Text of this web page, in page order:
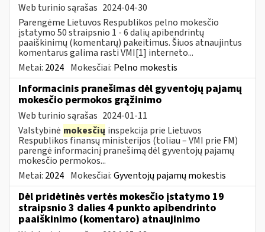
Web turinio sąrašas 2024-04-30
Parengėme Lietuvos Respublikos pelno mokesčio
įstatymo 50 straipsnio 1 - 6 dalių apibendrintų
paaiškinimų (komentarų) pakeitimus. Šiuos atnaujintus
komentarus galima rasti VMI[1] interneto...
Metai: 2024 Mokesčiai: Pelno mokestis
Informacinis pranešimas dėl gyventojų pajamų
mokesčio permokos grąžinimo
Web turinio sąrašas 2024-01-11
Valstybinė mokesčių inspekcija prie Lietuvos
Respublikos finansų ministerijos (toliau – VMI prie FM)
parengė informacinį pranešimą dėl gyventojų pajamų
mokesčio permokos...
Metai: 2024 Mokesčiai:Gyventojų pajamų mokestis
Dėl pridėtinės vertės mokesčio įstatymo 19
straipsnio 3 dalies 4 punkto apibendrinto
paaiškinimo (komentaro) atnaujinimo